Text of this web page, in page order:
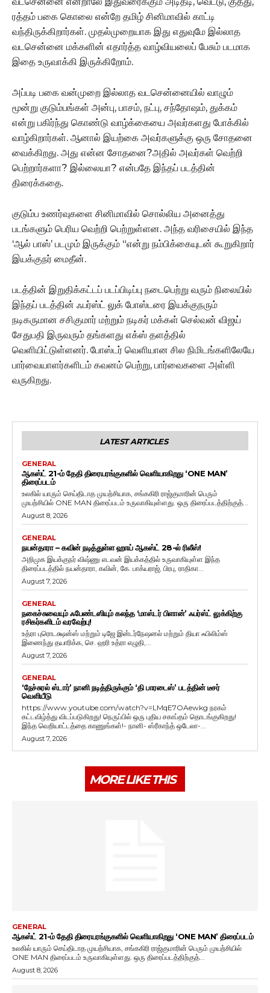
ரத்தம் பகை கொலை என்றே தமிழ் சினிமாவில் காட்டி
வந்திருக்கிறார்கள். முதல்முறையாக இது எதுவுமே இல்லாத
வடசென்னை மக்களின் எதார்த்த வாழ்வியலைப் பேசும் படமாக
இதை உருவாக்கி இருக்கிறோம்.
அப்படி பகை வன்முறை இல்லாத வடசென்னையில் வாழும்
மூன்று குடும்பங்கள் அன்பு, பாசம், நட்பு, சந்தோஷம், துக்கம்
என்று பகிர்ந்து கொண்டு வாழ்க்கையை அவர்களது போக்கில்
வாழ்கிறார்கள். ஆனால் இயற்கை அவர்களுக்கு ஒரு சோதனை
வைக்கிறது. அது என்ன சோதனை?அதில் அவர்கள் வெற்றி
பெற்றார்களா? இல்லையா? என்பதே இந்தப் படத்தின்
திரைக்கதை.
குடும்ப உணர்வுகளை சினிமாவில் சொல்லிய அனைத்து
படங்களும் பெரிய வெற்றி பெற்றுள்ளன. அந்த வரிசையில் இந்த
‘ஆல் பாஸ்’ படமும் இருக்கும் “என்று நம்பிக்கையுடன் கூறுகிறார்
இயக்குநர் மைதீன்.
படத்தின் இறுதிக்கட்டப் படப்பிடிப்பு நடைபெற்று வரும் நிலையில்
இந்தப் படத்தின் ஃபர்ஸ்ட் லுக் போஸ்டரை இயக்குநரும்
நடிகருமான சசிகுமார் மற்றும் நடிகர் மக்கள் செல்வன் விஜய்
சேதுபதி இருவரும் தங்களது எக்ஸ் தளத்தில்
வெளியிட்டுள்ளனர். போஸ்டர் வெளியான சில நிமிடங்களிலேயே
பார்வையாளர்களிடம் கவனம் பெற்று, பார்வைகளை அள்ளி
வருகிறது.
LATEST ARTICLES
GENERAL
ஆகஸ்ட் 21-ம் தேதி திரையரங்குகளில் வெளியாகிறது ‘ONE MAN’
திரைப்படம்
உலகில் யாரும் செய்திடாத முயற்சியாக, சங்ககிரி ராஜ்குமாரின் பெரும்
முயற்சியில் ONE MAN திரைப்படம் உருவாகியுள்ளது. ஒரு திரைப்படத்திற்குத்...
August 8, 2026
GENERAL
நயன்தாரா – கவின் நடித்துள்ள ஹாய் ஆகஸ்ட் 28-ல் ரிலீஸ்!
அறிமுக இயக்குநர் விஷ்ணு எடவன் இயக்கத்தில் உருவாகியுள்ள இந்த
திரைப்படத்தில் நயன்தாரா, கவின், கே. பாக்யராஜ், பிரபு, ராதிகா...
August 7, 2026
GENERAL
நகைச்சுவையும் ஃபேண்டஸியும் கலந்த ‘மாஸ்டர் பிளான்’ ஃபர்ஸ்ட் லுக்கிற்கு
ரசிகர்களிடம் வரவேற்பு!
உத்ரா புரொடக்ஷன்ஸ் மற்றும் டிஜே இன்டர்நேஷனல் மற்றும் தியா ஃபிலிம்ஸ்
இணைந்து தயாரிக்க, செ. ஹரி உத்ரா எழுதி,...
August 7, 2026
GENERAL
‘நேச்சுரல் ஸ்டார்’ நானி நடித்திருக்கும் ‘தி பாரடைஸ்’ படத்தின் டீசர்
வெளியீடு
https://www.youtube.com/watch?v=LMqE7OAewkg நரகம்
கட்டவிழ்த்து விடப்படுகிறது! நெருப்பில் ஒரு புதிய சகாப்தம் தொடங்குகிறது!
இந்த வெறியாட்டத்தை காணுங்கள்!- நானி- ஸ்ரீகாந்த் ஒடேலா-...
August 7, 2026
MORE LIKE THIS
GENERAL
ஆகஸ்ட் 21-ம் தேதி திரையரங்குகளில் வெளியாகிறது ‘ONE MAN’ திரைப்படம்
உலகில் யாரும் செய்திடாத முயற்சியாக, சங்ககிரி ராஜ்குமாரின் பெரும் முயற்சியில்
ONE MAN திரைப்படம் உருவாகியுள்ளது. ஒரு திரைப்படத்திற்குத்...
August 8, 2026